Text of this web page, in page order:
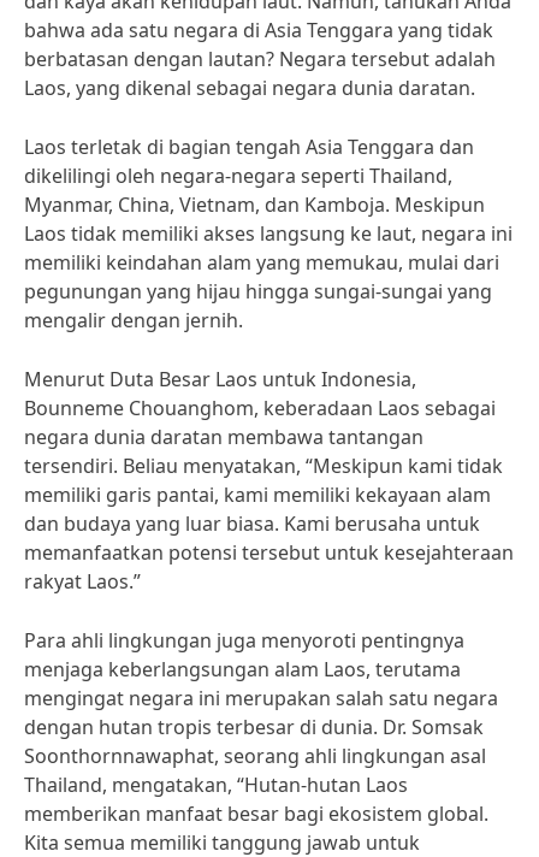
bahwa ada satu negara di Asia Tenggara yang tidak
berbatasan dengan lautan? Negara tersebut adalah
Laos, yang dikenal sebagai negara dunia daratan.
Laos terletak di bagian tengah Asia Tenggara dan
dikelilingi oleh negara-negara seperti Thailand,
Myanmar, China, Vietnam, dan Kamboja. Meskipun
Laos tidak memiliki akses langsung ke laut, negara ini
memiliki keindahan alam yang memukau, mulai dari
pegunungan yang hijau hingga sungai-sungai yang
mengalir dengan jernih.
Menurut Duta Besar Laos untuk Indonesia,
Bounneme Chouanghom, keberadaan Laos sebagai
negara dunia daratan membawa tantangan
tersendiri. Beliau menyatakan, “Meskipun kami tidak
memiliki garis pantai, kami memiliki kekayaan alam
dan budaya yang luar biasa. Kami berusaha untuk
memanfaatkan potensi tersebut untuk kesejahteraan
rakyat Laos.”
Para ahli lingkungan juga menyoroti pentingnya
menjaga keberlangsungan alam Laos, terutama
mengingat negara ini merupakan salah satu negara
dengan hutan tropis terbesar di dunia. Dr. Somsak
Soonthornnawaphat, seorang ahli lingkungan asal
Thailand, mengatakan, “Hutan-hutan Laos
memberikan manfaat besar bagi ekosistem global.
Kita semua memiliki tanggung jawab untuk